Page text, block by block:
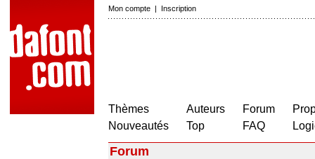
Mon compte | Inscription
Thèmes
Nouveautés
Auteurs
Top
Forum
FAQ
Forum